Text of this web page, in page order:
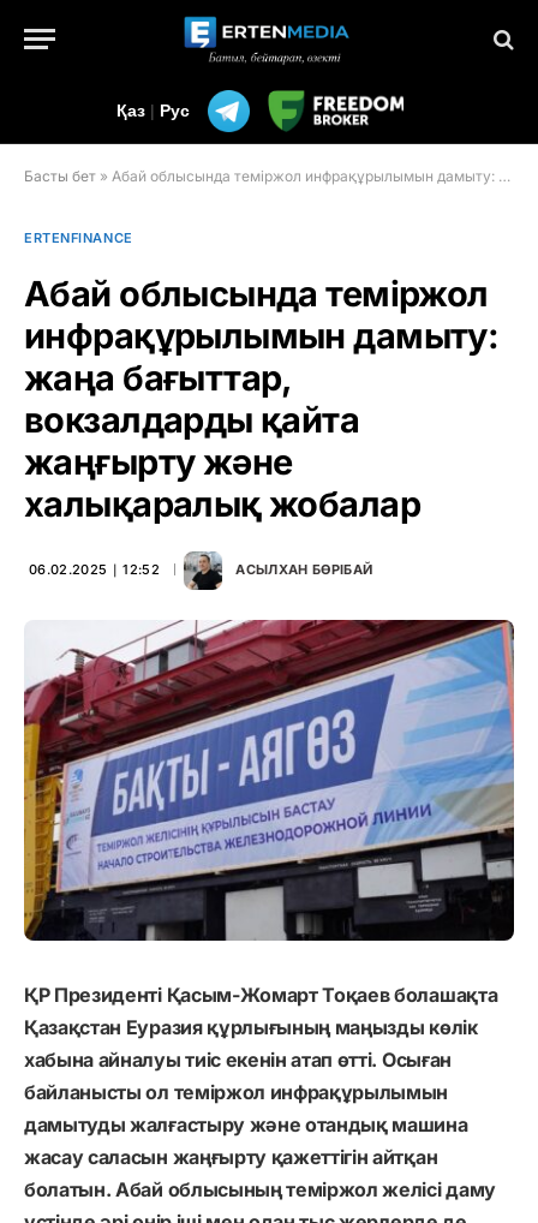
Қаз | Рус
Басты бет » Абай облысында теміржол инфрақұрылымын дамыту: жаңа бағыттар, вокзалдарды қайта жаңғырту және халықаралық жобалар
ERTENFINANCE
Абай облысында теміржол
инфрақұрылымын дамыту:
жаңа бағыттар,
вокзалдарды қайта
жаңғырту және
халықаралық жобалар
06.02.2025 ∣ 12:52 АСЫЛХАН БӨРІБАЙ
ҚР Президенті Қасым-Жомарт Тоқаев болашақта
Қазақстан Еуразия құрлығының маңызды көлік
хабына айналуы тиіс екенін атап өтті. Осыған
байланысты ол теміржол инфрақұрылымын
дамытуды жалғастыру және отандық машина
жасау саласын жаңғырту қажеттігін айтқан
болатын. Абай облысының теміржол желісі даму